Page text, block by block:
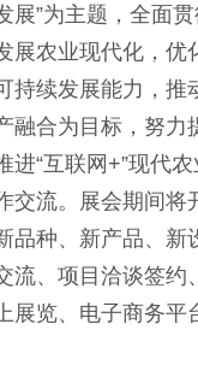
展”为主题，全面
展农业现代化，优
持续发展能力，推
融合为目标，努力
进“互联网+”现代
交流。展会期间将
品种、新产品、新
流、项目洽谈签约
展览、电子商务平